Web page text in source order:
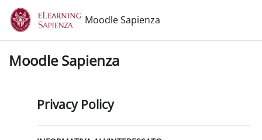
Vai al contenuto principale
Moodle Sapienza
Moodle Sapienza
Privacy Policy